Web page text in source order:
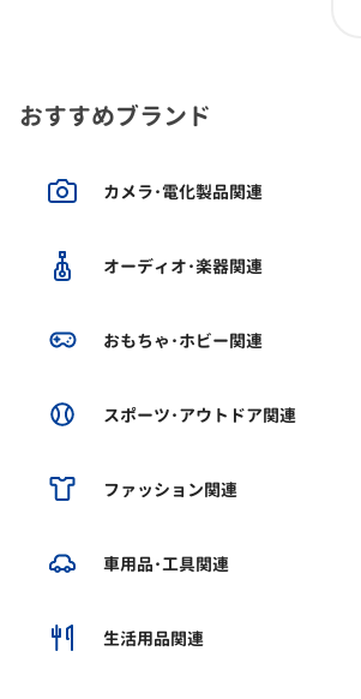
おすすめブランド
カメラ･電化製品関連
オーディオ･楽器関連
おもちゃ･ホビー関連
スポーツ･アウトドア関連
ファッション関連
車用品･工具関連
生活用品関連